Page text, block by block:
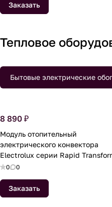
Заказать
Тепловое
Бытовые электрические
8 890 ₽
Модуль отопительный
электрического конвектора
Electrolux серии Rapid
ECH/R-2500 T
0 0
Заказать